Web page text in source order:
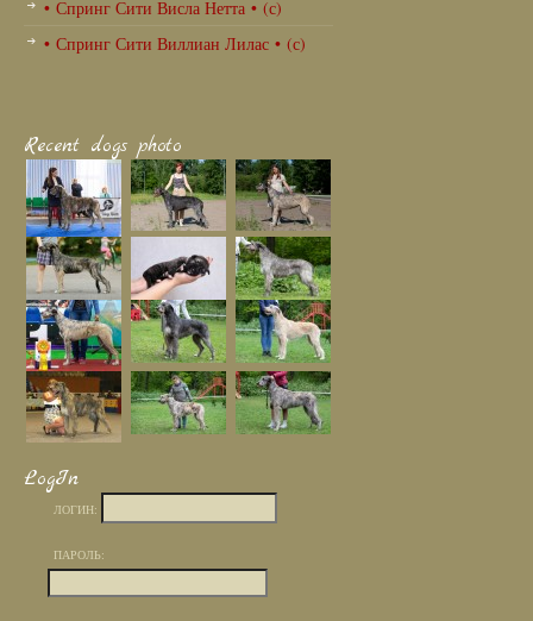
• Спринг Сити Висла Нетта • (с)
• Спринг Сити Виллиан Лилас • (с)
Recent dogs photo
LogIn
ЛОГИН:
ПАРОЛЬ: